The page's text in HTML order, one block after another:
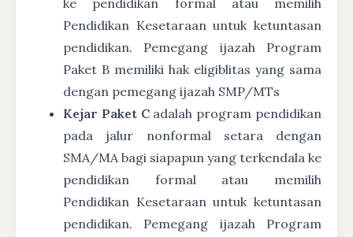
ke pendidikan formal atau memilih
Pendidikan Kesetaraan untuk ketuntasan
pendidikan. Pemegang ijazah Program
Paket B memiliki hak eligiblitas yang sama
dengan pemegang ijazah SMP/MTs
Kejar Paket Cadalah program pendidikan
pada jalur nonformal setara dengan
SMA/MA bagi siapapun yang terkendala ke
pendidikan formal atau memilih
Pendidikan Kesetaraan untuk ketuntasan
pendidikan. Pemegang ijazah Program